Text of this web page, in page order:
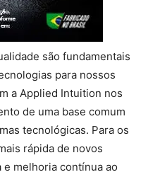
são fundamentais
para nossos
a Applied Intuition nos
de uma base comum
tecnológicas. Para os
rápida de novos
melhoria contínua ao